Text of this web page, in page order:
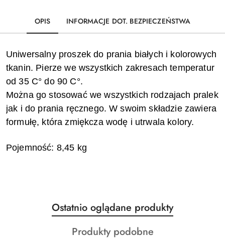
OPIS INFORMACJE DOT. BEZPIECZEŃSTWA
Uniwersalny proszek do prania białych i kolorowych
tkanin. Pierze we wszystkich zakresach temperatur
od 35 C° do 90 C°.
Można go stosować we wszystkich rodzajach pralek
jak i do prania ręcznego.W swoim składzie zawiera
formułę, która zmiękcza wodę i utrwala kolory.
Pojemność: 8,45 kg
Pomiń karuzelę produktów
Produkty
o
statusie:
Ostatnio oglądane produkty
Produkty
Produkty podobne